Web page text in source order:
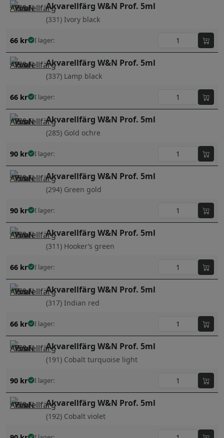
Akvarellfärg W&N Prof. 5ml
(331) Ivory black
66 kr I lager:
Akvarellfärg W&N Prof. 5ml
(337) Lamp black
66 kr I lager:
Akvarellfärg W&N Prof. 5ml
(285) Gold ochre
90 kr I lager:
Akvarellfärg W&N Prof. 5ml
(294) Green gold
90 kr I lager:
Akvarellfärg W&N Prof. 5ml
(311) Hooker’s green
66 kr I lager:
Akvarellfärg W&N Prof. 5ml
(317) Indian red
66 kr I lager:
Akvarellfärg W&N Prof. 5ml
(191) Cobalt turquoise light
90 kr I lager:
Akvarellfärg W&N Prof. 5ml
(192) Cobalt violet